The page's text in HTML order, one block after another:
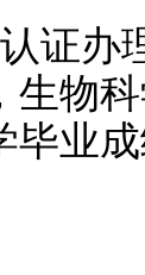
证办
物
业